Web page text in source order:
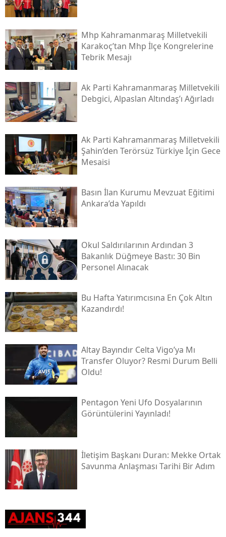
Mhp Kahramanmaraş Milletvekili
Karakoç’tan Mhp İlçe Kongrelerine
Tebrik Mesajı
Ak Parti Kahramanmaraş Milletvekili
Debgici, Alpaslan Altındaş’ı Ağırladı
Ak Parti Kahramanmaraş Milletvekili
Şahin’den Terörsüz Türkiye İçin Gece
Mesaisi
Basın İlan Kurumu Mevzuat Eğitimi
Ankara’da Yapıldı
Okul Saldırılarının Ardından 3
Bakanlık Düğmeye Bastı: 30 Bin
Personel Alınacak
Bu Hafta Yatırımcısına En Çok Altın
Kazandırdı!
Altay Bayındır Celta Vigo’ya Mı
Transfer Oluyor? Resmi Durum Belli
Oldu!
Pentagon Yeni Ufo Dosyalarının
Görüntülerini Yayınladı!
İletişim Başkanı Duran: Mekke Ortak
Savunma Anlaşması Tarihi Bir Adım